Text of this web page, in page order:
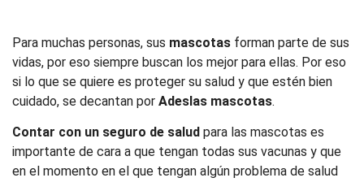
Para muchas personas, sus mascotas forman parte de sus
vidas, por eso siempre buscan los mejor para ellas. Por eso
si lo que se quiere es proteger su salud y que estén bien
cuidado, se decantan por Adeslas mascotas.
Contar con un seguro de salud para las mascotas es
importante de cara a que tengan todas sus vacunas y que
en el momento en el que tengan algún problema de salud